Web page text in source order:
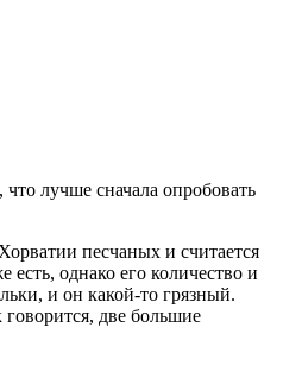
лучше сначала опробовать
песчаных и считается
однако его количество и
и он какой-то грязный.
две большие